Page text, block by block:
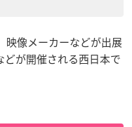
映像メーカーなどが出展
どが開催される西日本で